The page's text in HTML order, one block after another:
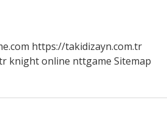
https://takidizayn.com.tr
knight online nttgame Sitemap